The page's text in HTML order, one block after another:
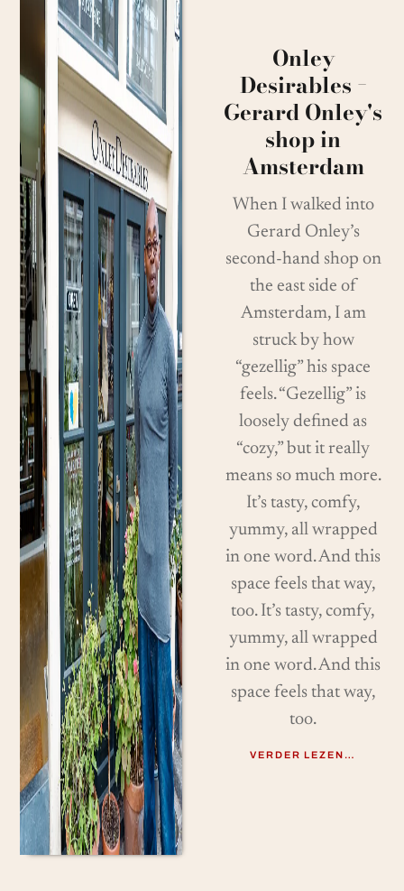
Onley
Desirables −
Gerard Onley's
shop in
Amsterdam
When I walked into
Gerard Onley’s
second-hand shop on
the east side of
Amsterdam, I am
struck by how
“gezellig” his space
feels. “Gezellig” is
loosely defined as
“cozy,” but it really
means so much more.
It’s tasty, comfy,
yummy, all wrapped
in one word. And this
space feels that way,
too. It’s tasty, comfy,
yummy, all wrapped
in one word. And this
space feels that way,
too.
VERDER LEZEN…